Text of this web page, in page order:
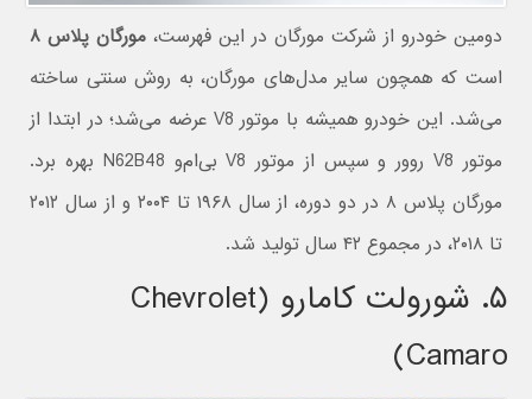
دومین خودرو از شرکت مورگان در این فهرست، مورگان پلاس ۸
است که همچون سایر مدل‌های مورگان، به روش سنتی ساخته
می‌شد. این خودرو همیشه با موتور V8 عرضه می‌شد؛ در ابتدا از
موتور V8 روور و سپس از موتور V8 بی‌ام‌و N62B48 بهره برد.
مورگان پلاس ۸ در دو دوره، از سال ۱۹۶۸ تا ۲۰۰۴ و از سال ۲۰۱۲
تا ۲۰۱۸، در مجموع ۴۲ سال تولید شد.
۵. شورولت کامارو (Chevrolet
Camaro)